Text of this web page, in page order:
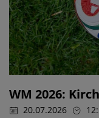
WM 2026:
20.07.2026